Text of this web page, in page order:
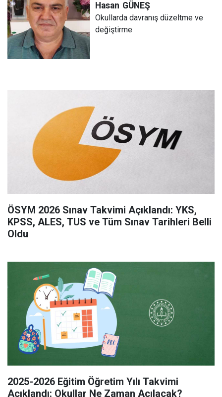
Hasan GÜNEŞ
Okullarda davranış düzeltme ve
değiştirme
ÖSYM 2026 Sınav Takvimi Açıklandı: YKS,
KPSS, ALES, TUS ve Tüm Sınav Tarihleri Belli
Oldu
2025-2026 Eğitim Öğretim Yılı Takvimi
Açıklandı: Okullar Ne Zaman Açılacak?